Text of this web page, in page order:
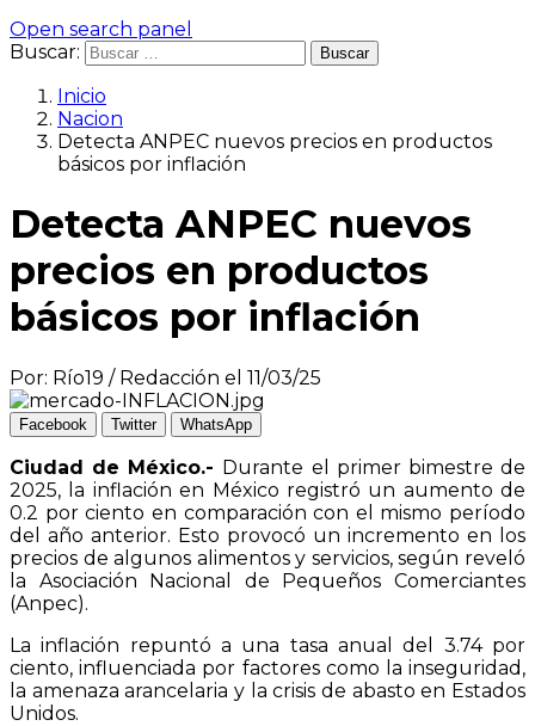
Open search panel
Buscar:
Inicio
Nacion
Detecta ANPEC nuevos precios en productos
básicos por inflación
Detecta ANPEC nuevos
precios en productos
básicos por inflación
Por: Río19 / Redacción el 11/03/25
Facebook Twitter WhatsApp
Ciudad de México.- Durante el primer bimestre de
2025, la inflación en México registró un aumento de
0.2 por ciento en comparación con el mismo período
del año anterior. Esto provocó un incremento en los
precios de algunos alimentos y servicios, según reveló
la Asociación Nacional de Pequeños Comerciantes
(Anpec).
La inflación repuntó a una tasa anual del 3.74 por
ciento, influenciada por factores como la inseguridad,
la amenaza arancelaria y la crisis de abasto en Estados
Unidos.